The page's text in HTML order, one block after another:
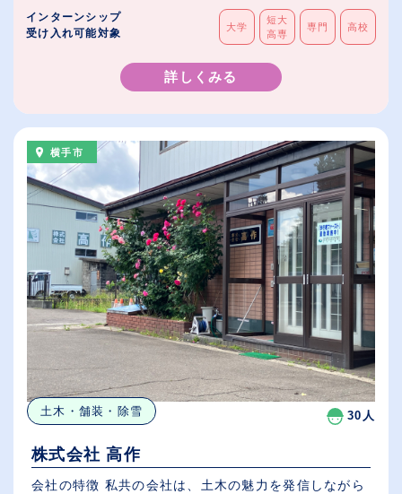
インターンシップ
受け入れ可能対象
大学
短大
高専
専門 高校
詳しくみる
横手市
土木・舗装・除雪 30人
株式会社 高作
会社の特徴 私共の会社は、土木の魅力を発信しながら